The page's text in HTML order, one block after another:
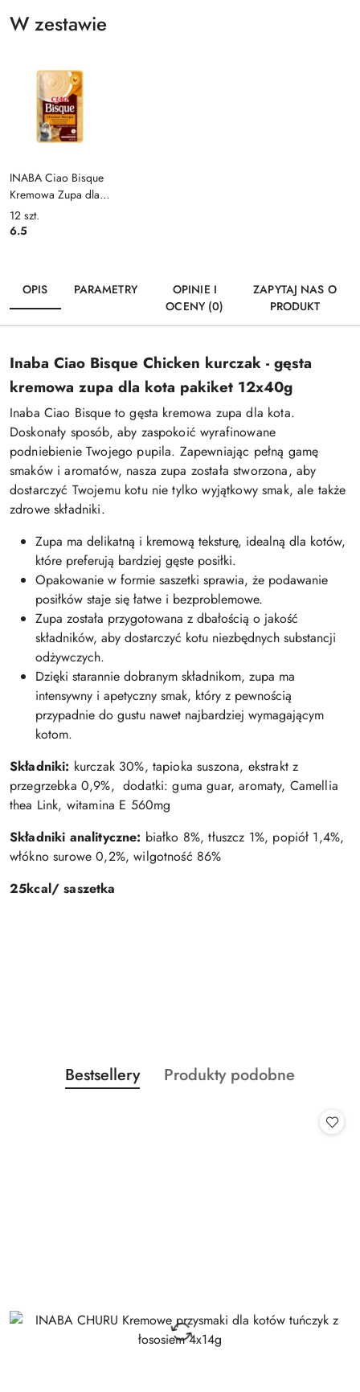
W zestawie
INABA Ciao Bisque
Kremowa Zupa dla
kotów kurczak 40g
12 szt.
6.5
OPIS PARAMETRY
OPINIE I
OCENY (0)
ZAPYTAJ NAS O
PRODUKT
Inaba Ciao Bisque Chicken kurczak - gęsta
kremowa zupa dla kota pakiket 12x40g
Inaba Ciao Bisque to gęsta kremowa zupa dla kota.
Doskonały sposób, aby zaspokoić wyrafinowane
podniebienie Twojego pupila. Zapewniając pełną gamę
smaków i aromatów, nasza zupa została stworzona, aby
dostarczyć Twojemu kotu nie tylko wyjątkowy smak, ale także
zdrowe składniki.
Zupa ma delikatną i kremową teksturę, idealną dla kotów,
które preferują bardziej gęste posiłki.
Opakowanie w formie saszetki sprawia, że podawanie
posiłków staje się łatwe i bezproblemowe.
Zupa została przygotowana z dbałością o jakość
składników, aby dostarczyć kotu niezbędnych substancji
odżywczych.
Dzięki starannie dobranym składnikom, zupa ma
intensywny i apetyczny smak, który z pewnością
przypadnie do gustu nawet najbardziej wymagającym
kotom.
Składniki: kurczak 30%, tapioka suszona, ekstrakt z
przegrzebka 0,9%, dodatki: guma guar, aromaty, Camellia
thea Link, witamina E 560mg
Składniki analityczne: białko 8%, tłuszcz 1%, popiół 1,4%,
włókno surowe 0,2%, wilgotność 86%
25kcal/ saszetka
Pomiń karuzelę produktów
Produkty
o
Bestsellery
Produkty
Produkty podobne